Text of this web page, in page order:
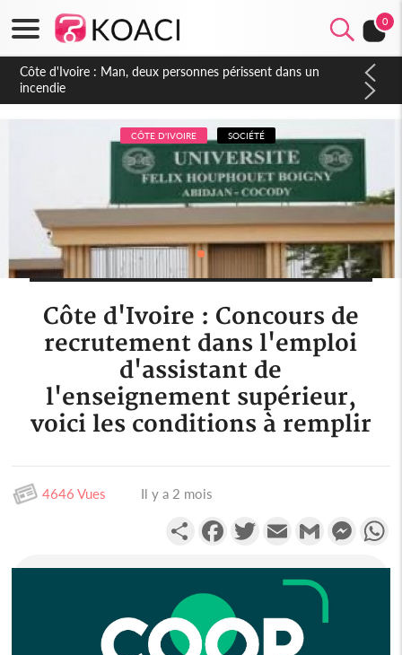
0
Côte d'Ivoire : Séileu, la célébration de la fête nationale
transformée en vaste campagne contre les produits
dépigmentants dangereux
CÔTE D'IVOIRE SOCIÉTÉ
Côte d'Ivoire : Concours de
recrutement dans l'emploi
d'assistant de
l'enseignement supérieur,
voici les conditions à remplir
4646 Vues Il y a 2 mois
PartagerFacebookTwitterEmail Gmail